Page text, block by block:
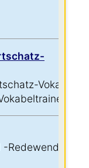
Vokabeln
Redewendungen